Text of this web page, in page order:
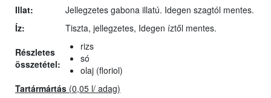
Illat:
Jellegzetes gabona illatú. Idegen szagtól mentes.
Íz:
Tiszta, jellegzetes, Idegen íztől mentes.
Részletes
összetétel:
rizs
só
olaj (floriol)
Tartármártás (0,05 l/ adag)